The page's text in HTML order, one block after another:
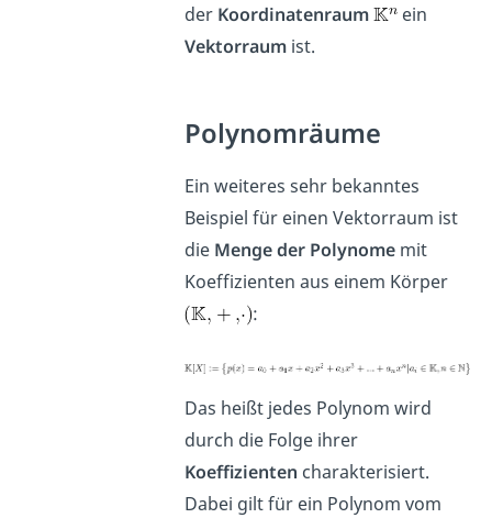
der Koordinatenraum
ein
Vektorraumist.
Polynomräume
Ein weiteres sehr bekanntes
Beispiel für einen Vektorraum ist
die Menge der Polynomemit
Koeffizienten aus einem Körper
:
Das heißt jedes Polynom wird
durch die Folge ihrer
Koeffizienten charakterisiert.
Dabei gilt für ein Polynom vom